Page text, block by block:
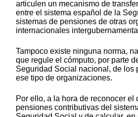
articulen un mecanismo de
entre el sistema español de la
sistemas de pensiones de otras
internacionales
Tampoco existe ninguna norma,
que regule el cómputo, por parte
Seguridad Social nacional, de los
ese tipo de organizaciones.
Por ello, a la hora de reconocer el
pensiones contributivas del